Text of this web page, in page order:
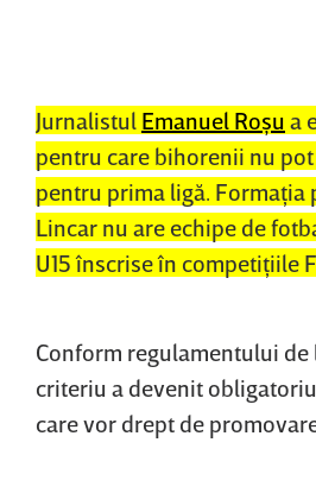
Jurnalistul Emanuel Roşu a
pentru care bihorenii nu
pentru prima ligă. Formaţia
Lincar nu are echipe de
U15 înscrise în competiţiile
Conform regulamentului de
criteriu a devenit
care vor drept de